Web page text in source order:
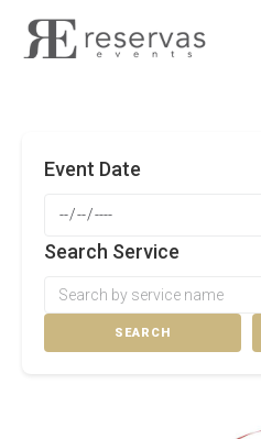
Event Date
Search Service
SEARCH